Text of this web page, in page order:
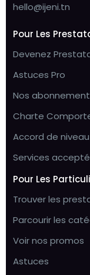
hello@ijeni.tn
Pour Les
Devenez
Astuces Pro
Nos
Charte
Accord de
Services
Pour Les
Trouver les
Parcourir les
Voir nos promos
Astuces